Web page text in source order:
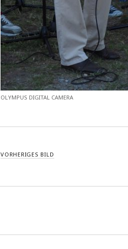
OLYMPUS DIGITAL CAMERA
VORHERIGES BILD